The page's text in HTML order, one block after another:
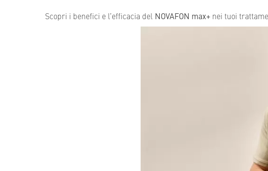
Scopri i benefici e l’efficacia del NOVAFON max+ nei tuoi